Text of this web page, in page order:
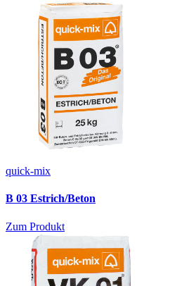
quick-mix
B 03 Estrich/Beton
Zum Produkt